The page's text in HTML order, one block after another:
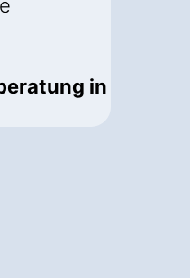
in